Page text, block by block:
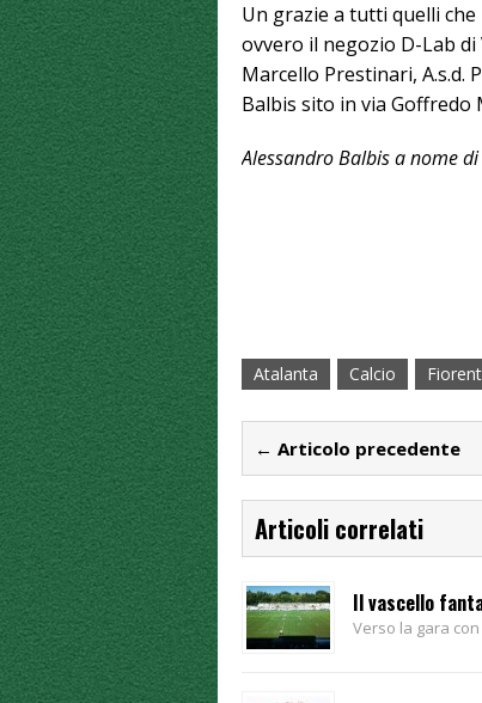
Un grazie a tutti quelli
ovvero il negozio D-Lab
Marcello Prestinari, A.s.d.
Balbis sito in via Goffredo
Alessandro Balbis a nome
Atalanta Calcio
← Articolo precedente
Articoli correlati
Il vascello
Verso la gara